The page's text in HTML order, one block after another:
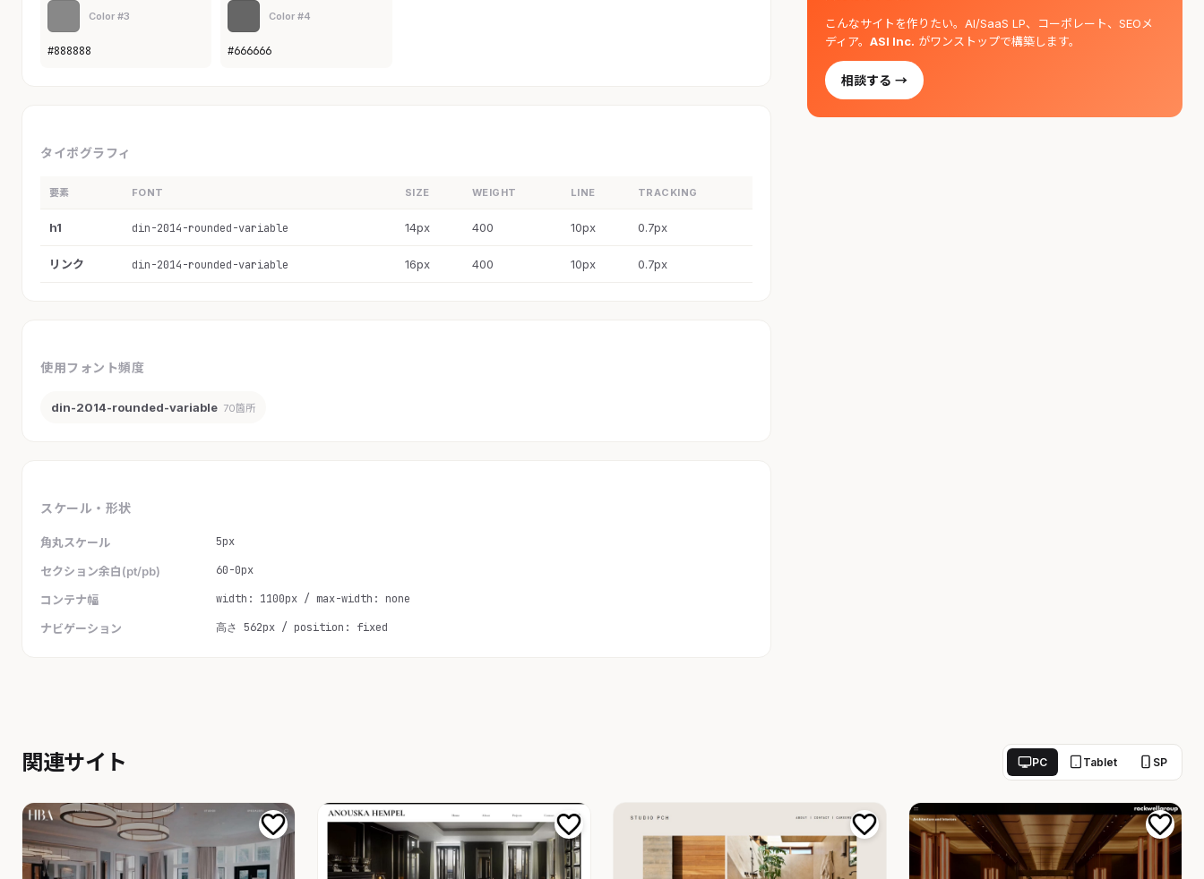
Color #3
#888888
Color #4
#666666
タイポグラフィ
要素 FONT SIZE WEIGHT LINE TRACKING
h1 din-2014-rounded-variable 14px 400 10px 0.7px
リンク din-2014-rounded-variable 16px 400 10px 0.7px
使用フォント頻度
din-2014-rounded-variable 70箇所
スケール・形状
角丸スケール 5px
セクション余白(pt/pb) 60-0px
コンテナ幅 width: 1100px / max-width: none
ナビゲーション 高さ 562px / position: fixed
こんなサイトを作りたい。AI/SaaS LP、コーポレート、SEOメ
ディア。ASI Inc. がワンストップで構築します。
相談する →
関連サイト PC Tablet SP